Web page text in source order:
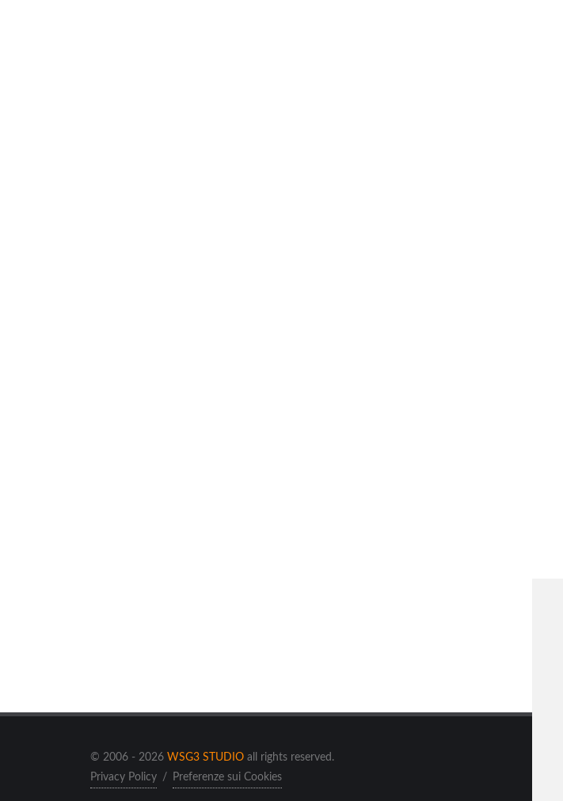
© 2006 - 2026 WSG3 STUDIO all rights reserved.
Privacy Policy / Preferenze sui Cookies